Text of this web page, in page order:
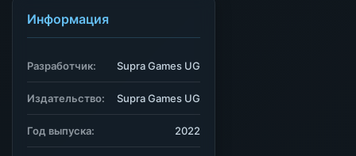
Информация
Разработчик: Supra Games UG
Издательство: Supra Games UG
Год выпуска: 2022